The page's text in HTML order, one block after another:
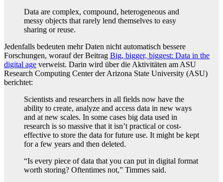
Data are complex, compound, heterogeneous and
messy objects that rarely lend themselves to easy
sharing or reuse.
Jedenfalls bedeuten mehr Daten nicht automatisch bessere
Forschungen, worauf der Beitrag Big, bigger, biggest: Data in the
digital age verweist. Darin wird über die Aktivitäten am ASU
Research Computing Center der Arizona State University (ASU)
berichtet:
Scientists and researchers in all fields now have the
ability to create, analyze and access data in new ways
and at new scales. In some cases big data used in
research is so massive that it isn’t practical or cost-
effective to store the data for future use. It might be kept
for a few years and then deleted.
“Is every piece of data that you can put in digital format
worth storing? Oftentimes not,” Timmes said.